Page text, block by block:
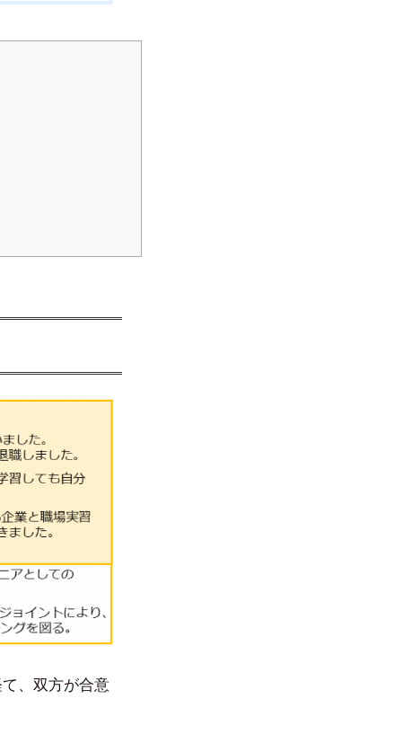
、双方が合意